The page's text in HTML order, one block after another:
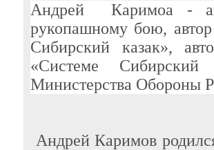
Андрей Каримоа -
рукопашному бою,
Сибирский казак»,
«Системе
Министерства Обороны
Андрей Каримов